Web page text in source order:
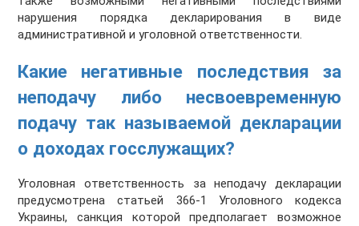
нарушения порядка декларирования в виде
административной и уголовной ответственности.
Какие негативные последствия за
неподачу либо несвоевременную
подачу так называемой декларации
о доходах госслужащих?
Уголовная ответственность за неподачу декларации
предусмотрена статьей 366-1 Уголовного кодекса
Украины, санкция которой предполагает возможное